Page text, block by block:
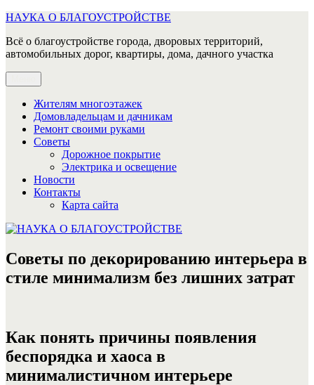
Перейти
содержимому
НАУКА О БЛАГОУСТРОЙСТВЕ
Всё о благоустройстве города, дворовых территорий,
автомобильных дорог, квартиры, дома, дачного участка
Жителям многоэтажек
Домовладельцам и дачникам
Ремонт своими руками
Советы
Дорожное покрытие
Электрика и освещение
Новости
Контакты
Карта сайта
Советы по декорированию интерьера в
стиле минимализм без лишних затрат
Как понять причины появления
беспорядка и хаоса в
минималистичном интерьере